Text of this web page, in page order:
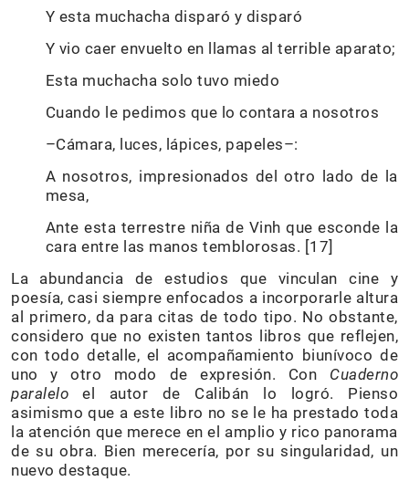
Y esta muchacha disparó y disparó
Y vio caer envuelto en llamas al terrible aparato;
Esta muchacha solo tuvo miedo
Cuando le pedimos que lo contara a nosotros
–Cámara, luces, lápices, papeles–:
A nosotros, impresionados del otro lado de la
mesa,
Ante esta terrestre niña de Vinh que esconde la
cara entre las manos temblorosas. [17]
La abundancia de estudios que vinculan cine y
poesía, casi siempre enfocados a incorporarle altura
al primero, da para citas de todo tipo. No obstante,
considero que no existen tantos libros que reflejen,
con todo detalle, el acompañamiento biunívoco de
uno y otro modo de expresión. Con Cuaderno
paraleloel autor de Calibán lo logró. Pienso
asimismo que a este libro no se le ha prestado toda
la atención que merece en el amplio y rico panorama
de su obra. Bien merecería, por su singularidad, un
nuevo destaque.